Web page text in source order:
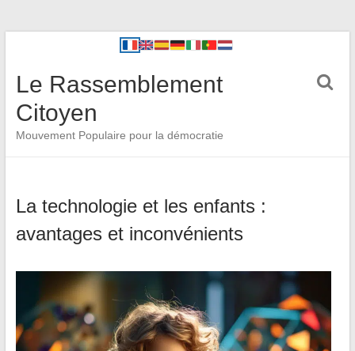
Le Rassemblement
Citoyen
Mouvement Populaire pour la démocratie
La technologie et les enfants :
avantages et inconvénients